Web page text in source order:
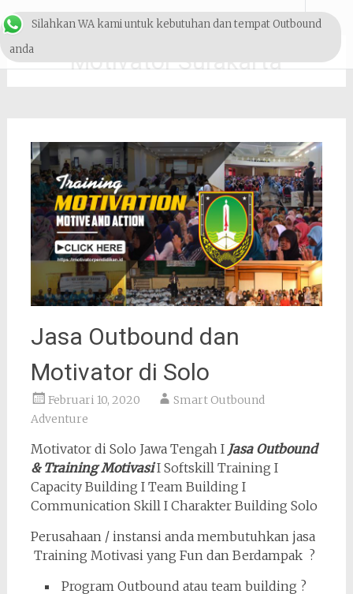
Lompat
ke
konten
Outbound & Pelatihan
SDM
Motivator Surakarta
Jasa Outbound dan
Motivator di Solo
Februari 10, 2020
Smart Outbound
Adventure
Motivator di Solo Jawa Tengah I Jasa Outbound
& Training MotivasiI Softskill Training I
Capacity Building I Team Building I
Communication Skill I Charakter Building Solo
Perusahaan / instansi anda membutuhkan jasa
Training Motivasi yang Fun dan Berdampak ?
Program Outbound atau team building ?
Silahkan WA kami untuk kebutuhan dan tempat Outbound
anda